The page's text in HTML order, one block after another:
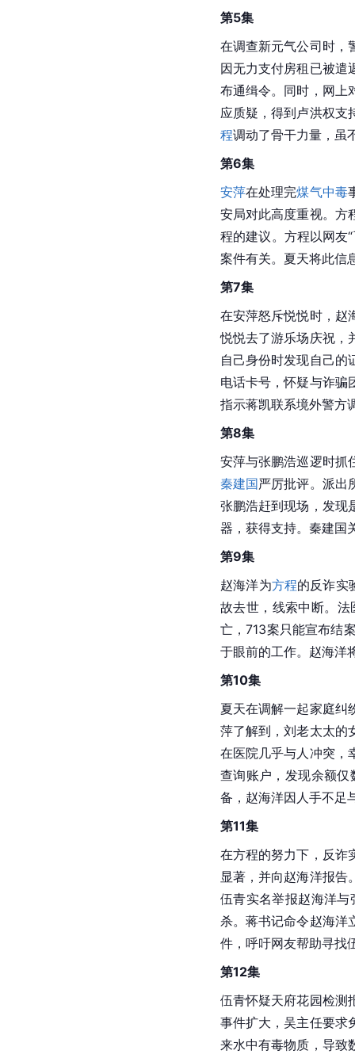
第5集
在调查新元气公司时，
因无力支付房租已被遣
布通缉令。同时，网上
应质疑，得到卢洪权支
程调动了骨干力量，虽
第6集
安萍在处理完煤气中毒
安局对此高度重视。方
程的建议。方程以网友
案件有关。夏天将此信
第7集
在安萍怒斥悦悦时，赵
悦悦去了游乐场庆祝，
自己身份时发现自己的
电话卡号，怀疑与诈骗
指示蒋凯联系境外警方
第8集
安萍与张鹏浩巡逻时抓
秦建国严厉批评。派出
张鹏浩赶到现场，发现
器，获得支持。秦建国
第9集
赵海洋为方程的反诈实
故去世，线索中断。
亡，713案只能宣布结
于眼前的工作。赵海洋
第10集
夏天在调解一起家庭纠
萍了解到，刘老太太的
在医院几乎与人冲突，
查询账户，发现余额
备，赵海洋因人手不足
第11集
在方程的努力下，反诈
显著，并向赵海洋报告
伍青实名举报赵海洋
杀。蒋书记命令赵海洋
件，呼吁网友帮助寻找
第12集
伍青怀疑天府花园检测
事件扩大，吴主任要求
来水中有毒物质，导致